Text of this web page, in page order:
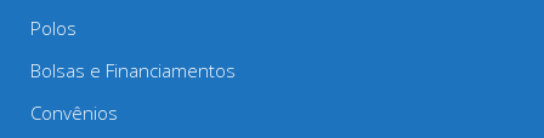
Polos
Bolsas e Financiamentos
Convênios